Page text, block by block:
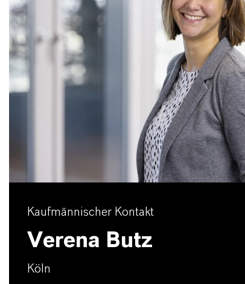
Kaufmännischer Kontakt
Verena Butz
Köln